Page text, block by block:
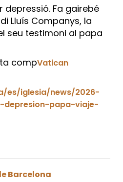
depressió. Fa gairebé
Lluís Companys, la
seu testimoni al papa
compVatican
es/iglesia/news/2026-
papa-viaje-
Barcelona